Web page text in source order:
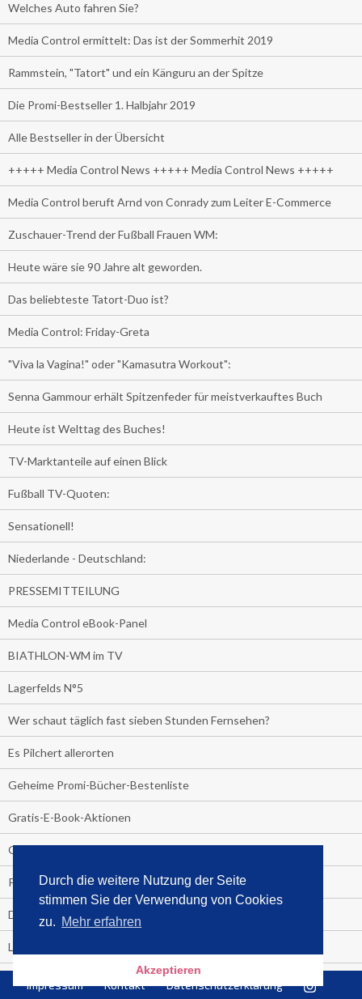
Durch die weitere Nutzung der Seite
stimmen Sie der Verwendung von Cookies
zu. Mehr erfahren
Akzeptieren
Welches Auto fahren Sie?
Media Control ermittelt: Das ist der Sommerhit 2019
Rammstein, "Tatort" und ein Känguru an der Spitze
Die Promi-Bestseller 1. Halbjahr 2019
Alle Bestseller in der Übersicht
+++++ Media Control News +++++ Media Control News +++++
Media Control beruft Arnd von Conrady zum Leiter E-Commerce
Zuschauer-Trend der Fußball Frauen WM:
Heute wäre sie 90 Jahre alt geworden.
Das beliebteste Tatort-Duo ist?
Media Control: Friday-Greta
"Viva la Vagina!" oder "Kamasutra Workout":
Senna Gammour erhält Spitzenfeder für meistverkauftes Buch
Heute ist Welttag des Buches!
TV-Marktanteile auf einen Blick
Fußball TV-Quoten:
Sensationell!
Niederlande - Deutschland:
PRESSEMITTEILUNG
Media Control eBook-Panel
BIATHLON-WM im TV
Lagerfelds N°5
Wer schaut täglich fast sieben Stunden Fernsehen?
Es Pilchert allerorten
Geheime Promi-Bücher-Bestenliste
Gratis-E-Book-Aktionen
Gefahr fürs Dschungelcamp!
PRESSEMITTEILUNG
Deutschland im Handball-Fieber
Libri und Media Control verlängern Vertrag langfristig
Impressum Kontakt Datenschutzerklärung